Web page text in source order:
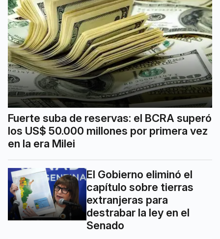
Fuerte suba de reservas: el BCRA superó
los US$ 50.000 millones por primera vez
en la era Milei
El Gobierno eliminó el
capítulo sobre tierras
extranjeras para
destrabar la ley en el
Senado